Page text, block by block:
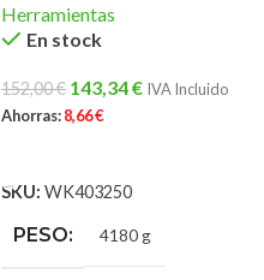
Herramientas
En stock
152,00€ 143,34€ IVA Incluido
Ahorras:8,66€
SKU: WK403250
PESO 4180 g